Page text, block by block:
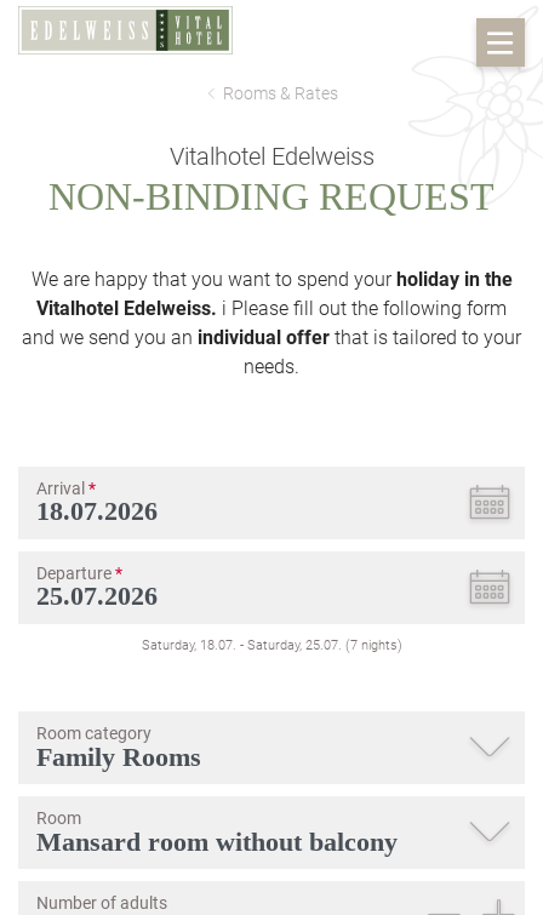
Rooms & Rates
Vitalhotel Edelweiss
NON-BINDING REQUEST
We are happy that you want to spend yourholiday in the
Vitalhotel Edelweiss. i Please fill out the following form
and we send you an individual offer that is tailored to your
needs.
Arrival *
Departure*
Saturday, 18.07. - Saturday, 25.07. (7 nights)
Room category
Room
Number of adults